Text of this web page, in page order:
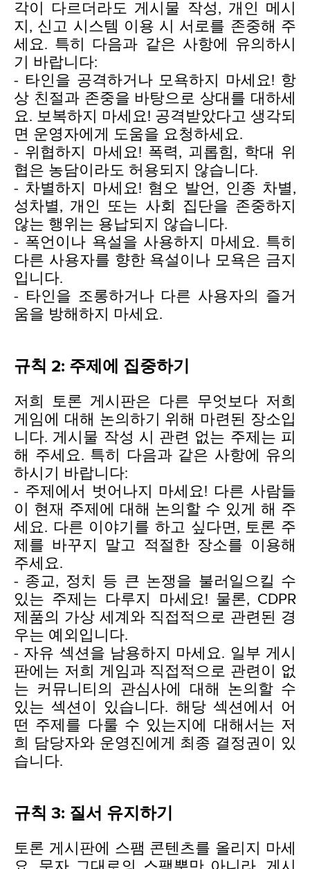
각이 다르더라도 게시물 작성, 개인 메시
지, 신고 시스템 이용 시 서로를 존중해 주
세요. 특히 다음과 같은 사항에 유의하시
기 바랍니다:
- 타인을 공격하거나 모욕하지 마세요! 항
상 친절과 존중을 바탕으로 상대를 대하세
요. 보복하지 마세요! 공격받았다고 생각되
면 운영자에게 도움을 요청하세요.
- 위협하지 마세요! 폭력, 괴롭힘, 학대 위
협은 농담이라도 허용되지 않습니다.
- 차별하지 마세요! 혐오 발언, 인종 차별,
성차별, 개인 또는 사회 집단을 존중하지
않는 행위는 용납되지 않습니다.
- 폭언이나 욕설을 사용하지 마세요. 특히
다른 사용자를 향한 욕설이나 모욕은 금지
입니다.
- 타인을 조롱하거나 다른 사용자의 즐거
움을 방해하지 마세요.
규칙 2: 주제에 집중하기
저희 토론 게시판은 다른 무엇보다 저희
게임에 대해 논의하기 위해 마련된 장소입
니다. 게시물 작성 시 관련 없는 주제는 피
해 주세요. 특히 다음과 같은 사항에 유의
하시기 바랍니다:
- 주제에서 벗어나지 마세요! 다른 사람들
이 현재 주제에 대해 논의할 수 있게 해 주
세요. 다른 이야기를 하고 싶다면, 토론 주
제를 바꾸지 말고 적절한 장소를 이용해
주세요.
- 종교, 정치 등 큰 논쟁을 불러일으킬 수
있는 주제는 다루지 마세요! 물론, CDPR
제품의 가상 세계와 직접적으로 관련된 경
우는 예외입니다.
- 자유 섹션을 남용하지 마세요. 일부 게시
판에는 저희 게임과 직접적으로 관련이 없
는 커뮤니티의 관심사에 대해 논의할 수
있는 섹션이 있습니다. 해당 섹션에서 어
떤 주제를 다룰 수 있는지에 대해서는 저
희 담당자와 운영진에게 최종 결정권이 있
습니다.
규칙 3: 질서 유지하기
토론 게시판에 스팸 콘텐츠를 올리지 마세